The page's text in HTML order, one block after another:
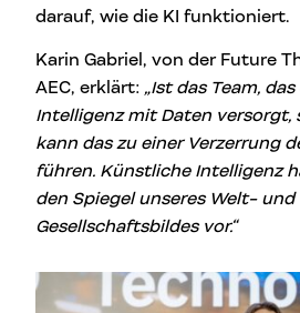
darauf, wie die KI funktioniert.
Karin Gabriel, von der Future
AEC, erklärt: „Ist das Team,
Intelligenz mit Daten versorgt,
kann das zu einer Verzerrung
führen. Künstliche Intelligenz
den Spiegel unseres Welt- und
Gesellschaftsbildes vor.“